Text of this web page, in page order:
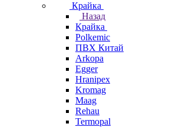
Крайка
Назад
Крайка
Polkemic
ПВХ Китай
Arkopa
Egger
Hranipex
Kromag
Maag
Rehau
Termopal